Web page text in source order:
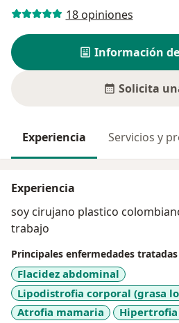
18 opiniones
Información
Solicita
Experiencia Servicios y
Experiencia
soy cirujano plastico colombiano enamorado de
trabajo
Principales enfermedades tratadas
Flacidez abdominal
Lipodistrofia corporal (grasa
Atrofia mamaria